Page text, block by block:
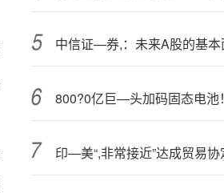
800?0亿巨—头加码固态电池！